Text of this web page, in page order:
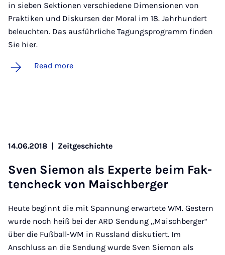
in sieben Sektionen verschiedene Dimensionen von
Praktiken und Diskursen der Moral im 18. Jahrhundert
beleuchten. Das ausführliche Tagungsprogramm finden
Sie hier.
Read more
14.06.2018 | Zeitgeschichte
Sven Siemon als Ex­perte beim Fak­
tencheck von Mais­chber­ger
Heute beginnt die mit Spannung erwartete WM. Gestern
wurde noch heiß bei der ARD Sendung „Maischberger“
über die Fußball-WM in Russland diskutiert. Im
Anschluss an die Sendung wurde Sven Siemon als